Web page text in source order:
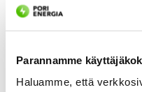
Parannamme
Haluamme, että
Kysymykset
Emme tee
puhelimessa.